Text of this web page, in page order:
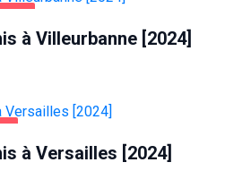
à Villeurbanne [2024]
à Versailles [2024]